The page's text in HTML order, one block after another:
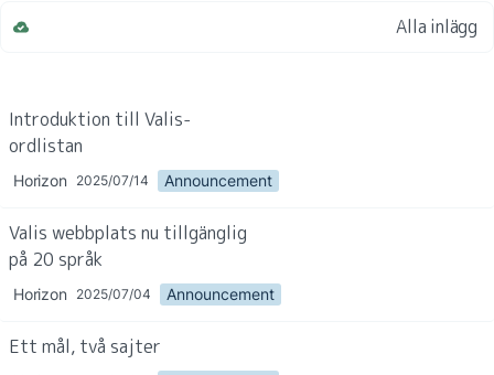
Alla inlägg
Förslag
Meddelande
Guide
Produkt
Introduktion till Valis-
ordlistan
Horizon 2025/07/14 Announcement
Valis webbplats nu tillgänglig
på 20 språk
Horizon 2025/07/04 Announcement
Ett mål, två sajter